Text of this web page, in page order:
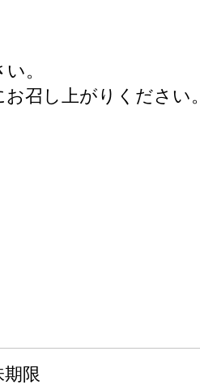
。
召し上がりください。
期限